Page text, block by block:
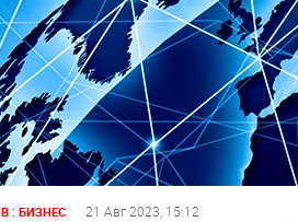
: БИЗНЕС 21 Авг 2023 , 15:12